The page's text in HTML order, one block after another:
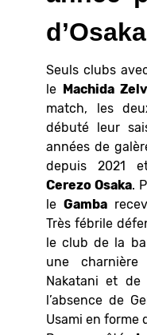
Seuls clubs
le Machida
match, les
débuté leur
années de
depuis 2021
Cerezo Osaka.
leGamba
Très fébrile
le club de la
une charnière
Nakatani et de
l’absence de
Usami en forme